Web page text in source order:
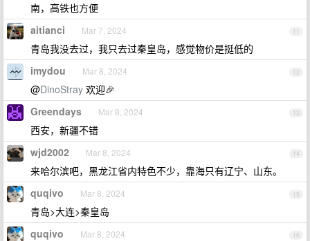
南，高铁也方便
11
aitianci Mar 7, 2024
青岛我没去过，我只去过秦皇岛，感觉物价是挺低的
12
imydou Mar 8, 2024
@DinoStray 欢迎🎉
13
Greendays Mar 8, 2024
西安，新疆不错
14
wjd2002 Mar 8, 2024
来哈尔滨吧，黑龙江省内特色不少，靠海只有辽宁、山东。
15
quqivo Mar 8, 2024
青岛>大连>秦皇岛
16
quqivo Mar 8, 2024